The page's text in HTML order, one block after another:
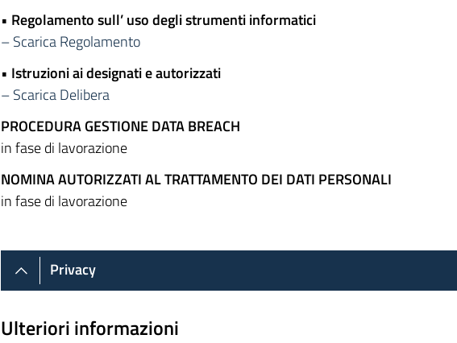
• Regolamento sull’ uso degli strumenti informatici
– Scarica Regolamento
• Istruzioni ai designati e autorizzati
– Scarica Delibera
PROCEDURA GESTIONE DATA BREACH
in fase di lavorazione
NOMINA AUTORIZZATI AL TRATTAMENTO DEI DATI PERSONALI
in fase di lavorazione
Privacy
Ulteriori informazioni